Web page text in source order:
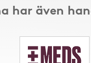
har även